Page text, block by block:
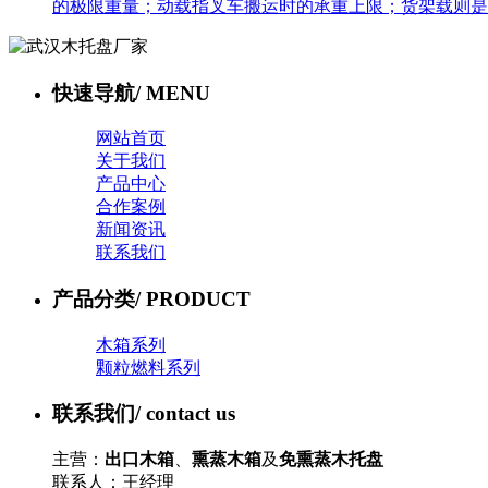
的极限重量；动载指叉车搬运时的承重上限；货架载则
快速导航/ MENU
网站首页
关于我们
产品中心
合作案例
新闻资讯
联系我们
产品分类/ PRODUCT
木箱系列
颗粒燃料系列
联系我们/ contact us
主营： 出口木箱 熏蒸木箱及免熏蒸木托盘
联系人：王经理